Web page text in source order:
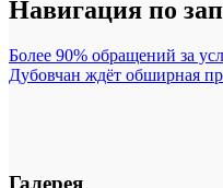
Навигация по
Более 90% обращений за
Дубовчан ждёт обширная
Галерея